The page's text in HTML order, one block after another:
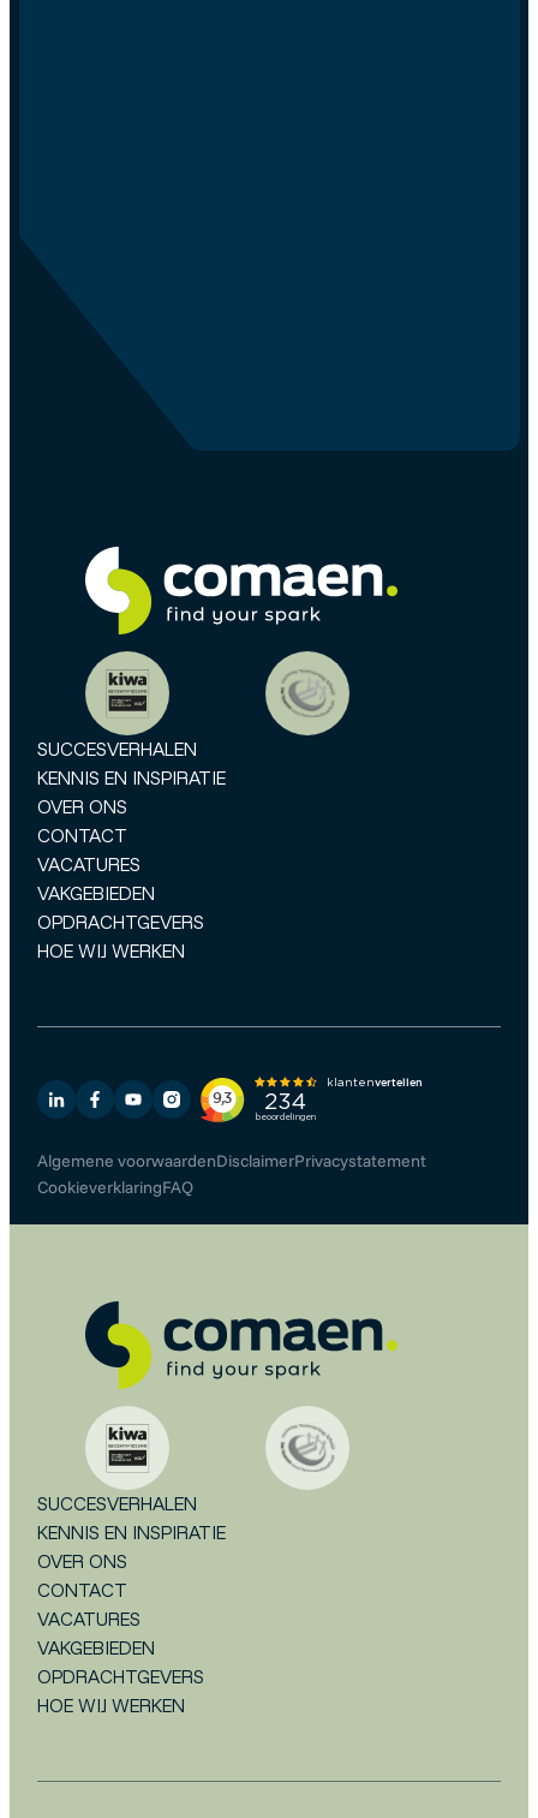
SUCCESVERHALEN
KENNIS EN INSPIRATIE
OVER ONS
CONTACT
VACATURES
VAKGEBIEDEN
OPDRACHTGEVERS
HOE WIJ WERKEN
Algemene voorwaardenDisclaimerPrivacystatement
CookieverklaringFAQ
SUCCESVERHALEN
KENNIS EN INSPIRATIE
OVER ONS
CONTACT
VACATURES
VAKGEBIEDEN
OPDRACHTGEVERS
HOE WIJ WERKEN